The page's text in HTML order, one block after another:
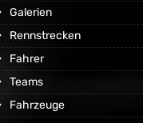
Galerien
Rennstrecken
Fahrer
Teams
Fahrzeuge